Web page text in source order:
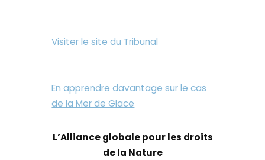
Visiter le site du Tribunal
En apprendre davantage sur le cas
de la Mer de Glace
L’Alliance globale pour les droits
de la Nature